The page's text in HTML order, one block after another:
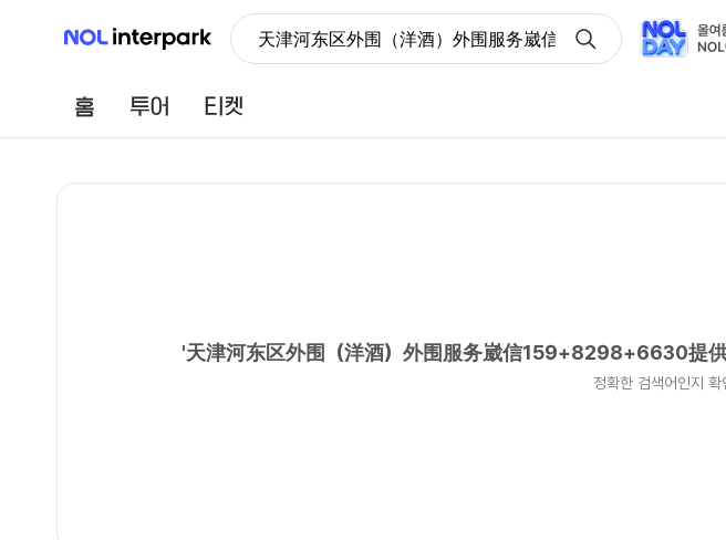
NOL 인터파크 天津河东区外围（洋酒）外围服务崴信159+8298+6630提
홈 투어
'天津河东区外围（洋酒）外围服务崴信159+8298+6630提
정확한 검색어인지